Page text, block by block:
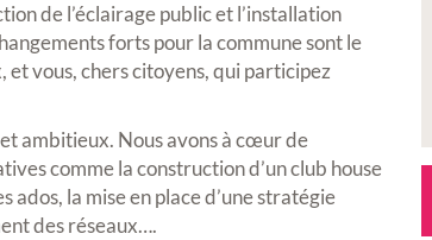
de l’éclairage public et l’installation
forts pour la commune sont le
et vous, chers citoyens, qui participez
ambitieux. Nous avons à cœur de
comme la construction d’un club house
ados, la mise en place d’une stratégie
des réseaux….